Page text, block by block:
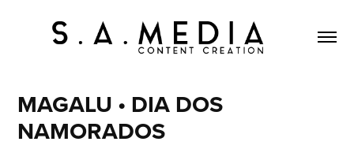
MAGALU • DIA DOS
NAMORADOS